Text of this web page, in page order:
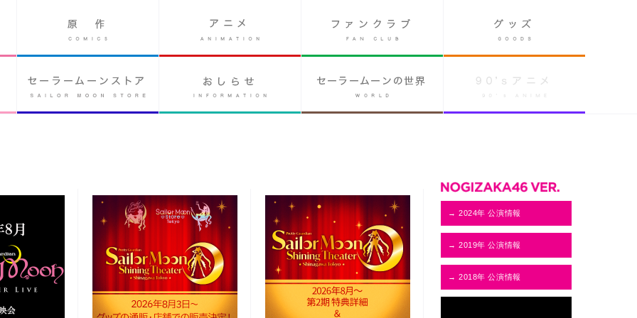
→ 2024年 公演情報
→ 2019年 公演情報
→ 2018年 公演情報